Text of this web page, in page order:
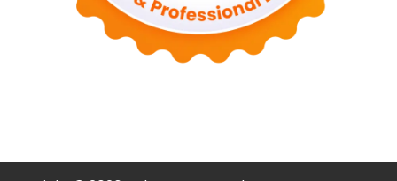
OLAH RAGA
Hasil Brasil vs Jepang 2-1: Comeback Dramatis, Gol
Martinelli Menit 90+5